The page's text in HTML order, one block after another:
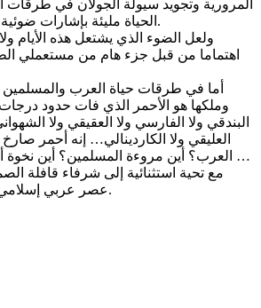
المرورية وتجويد سيولة الجولان في طرقات
الحياة مليئة بإشارات ضوئية بكل ألوان الحياة.
ولعل الضوء الذي يشتعل هذه الأيام
اهتماما من قبل جزء هام من مستعملي
أما في طرقات حياة العرب والمسلمين
وملكها هو الأحمر الذي فات حدود درجات
البندقي ولا الفارسي ولا العقيقي ولا
العليقي ولا الكاردينالي… إنه أحمر
العرب؟ أين مروءة المسلمين؟ أين نخوة أبناء صلاح الدين؟ …
مع تحية استثنائية إلى شرفاء قافلة
عصر عربي إسلامي عزّ فيه الشرف.